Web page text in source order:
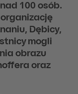
100 osób.
organizację
Dębicy,
mogli
obrazu
oraz